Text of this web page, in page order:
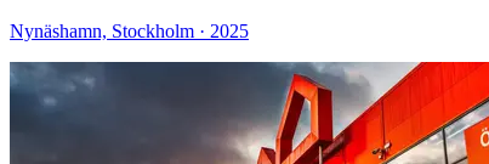
Nynäshamn, Stockholm · 2025